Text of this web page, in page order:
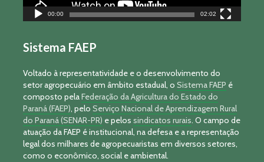
00:00 02:02
Sistema FAEP
Voltado à representatividade e o desenvolvimento do
setor agropecuário em âmbito estadual, o Sistema FAEP é
composto pelaFederação da Agricultura do Estado do
Paraná (FAEP), pelo Serviço Nacional de Aprendizagem Rural
do Paraná (SENAR-PR) e pelos sindicatos rurais. O campo de
atuação da FAEP é institucional, na defesa e a representação
legal dos milhares de agropecuaristas em diversos setores,
como o econômico, social e ambiental.